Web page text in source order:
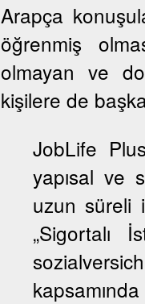
Arapça
öğrenmiş
olmayan ve
kişilere de
JobLife
yapısal ve
uzun süreli
„Sigortalı